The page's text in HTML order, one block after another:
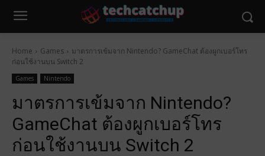
Home Games
มาตรการเข้มจาก Nintendo? GameChat ต้องผูกเบอร์โทร
ก่อนใช้งานบน Switch 2
Games Nintendo
มาตรการเข้มจาก Nintendo?
GameChat ต้องผูกเบอร์โทร
ก่อนใช้งานบน Switch 2